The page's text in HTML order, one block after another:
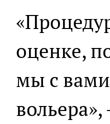
оценке,
мы с